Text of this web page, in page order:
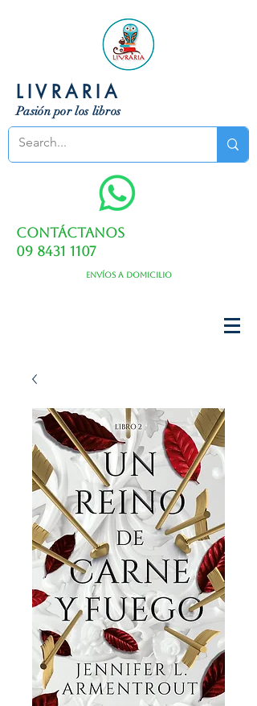
LIVRARIA
Pasión por los libros
Contáctanos
09 8431 1107
Envíos a domicilio